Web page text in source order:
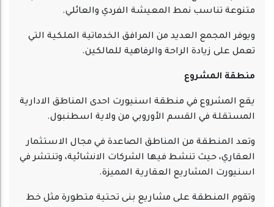
متنوعة تناسب نمط المعيشة الفردي والعائلي.
ويوفر المجمع العديد من المرافق الخدماتية الملكية التي
تعمل على زيادة الراحة والرفاهية للمالكين.
منطقة المشروع
يقع المشروع في منطقة اسنيورت احدى المناطق الادارية
المستقلة في القسم الأوروبي من ولاية اسطنبول.
وتعد المنطقة من المناطق الصاعدة في مجال الاستثمار
العقاري، حيث تنشط فيها الشركات الانشائية، وتنتشر في
اسنيورت المشاريع العقارية المميزة.
وتقوم المنطقة على مشاريع بنى تحتية متطورة مثل خط